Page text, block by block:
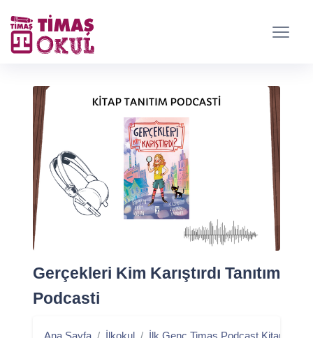
Gerçekleri Kim Karıştırdı Tanıtım
Podcasti
Ana Sayfa İlkokul İlk Genç Timaş Podcast Kitaplığı